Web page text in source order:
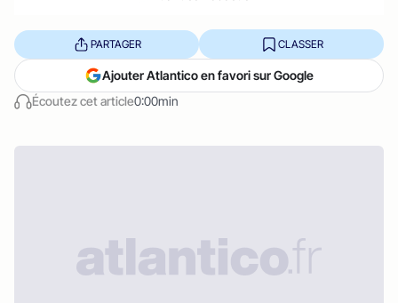
Écoutez cet article0:00min
PARTAGER CLASSER
Ajouter Atlantico en favori sur Google